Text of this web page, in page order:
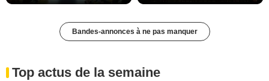
Bandes-annonces à ne pas manquer
Top actus de la semaine